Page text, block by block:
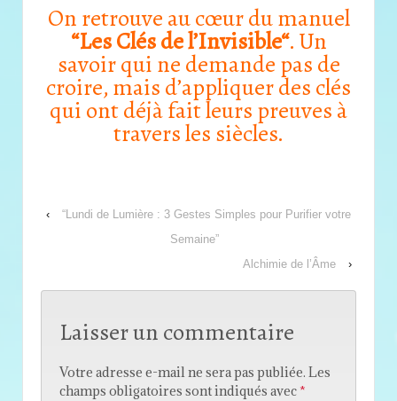
On retrouve au cœur du manuel
“Les Clés de l’Invisible“. Un
savoir qui ne demande pas de
croire, mais d’appliquer des clés
qui ont déjà fait leurs preuves à
travers les siècles.
‹
“Lundi de Lumière : 3 Gestes Simples pour Purifier votre
Semaine”
Alchimie de l’Âme
›
Laisser un commentaire
Votre adresse e-mail ne sera pas publiée. Les
champs obligatoires sont indiqués avec *